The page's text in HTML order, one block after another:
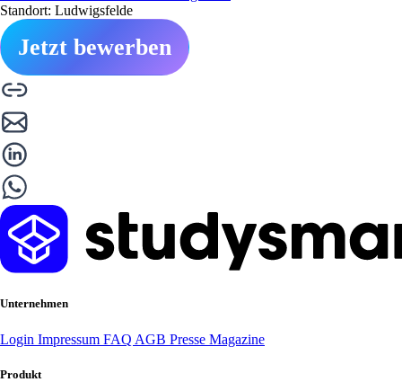
Standort: Ludwigsfelde
Jetzt bewerben
Unternehmen
Login Impressum FAQ AGB Presse Magazine
Produkt